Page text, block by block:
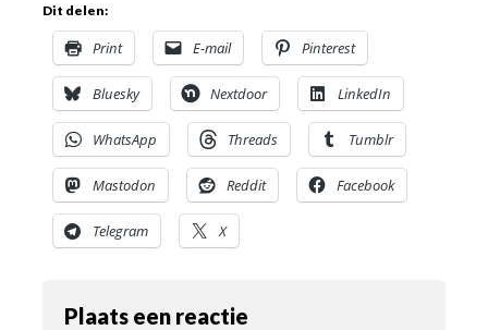
Dit delen:
Print E-mail Pinterest
Bluesky Nextdoor LinkedIn
WhatsApp Threads Tumblr
Mastodon Reddit Facebook
Telegram X
Plaats een reactie